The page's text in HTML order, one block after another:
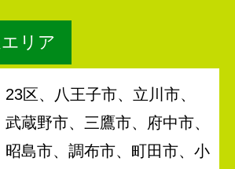
リア
23区、八王子市、立川市、
武蔵野市、三鷹市、府中市、
昭島市、調布市、町田市、小